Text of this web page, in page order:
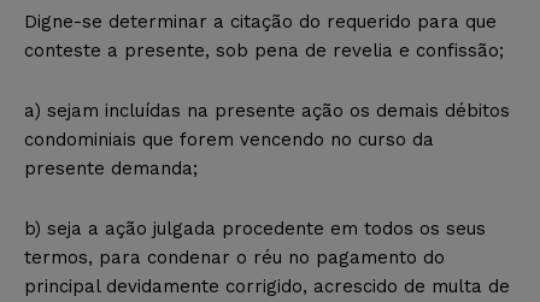
Digne-se determinar a citação do requerido para que
conteste a presente, sob pena de revelia e confissão;
a) sejam incluídas na presente ação os demais débitos
condominiais que forem vencendo no curso da
presente demanda;
b) seja a ação julgada procedente em todos os seus
termos, para condenar o réu no pagamento do
principal devidamente corrigido, acrescido de multa de